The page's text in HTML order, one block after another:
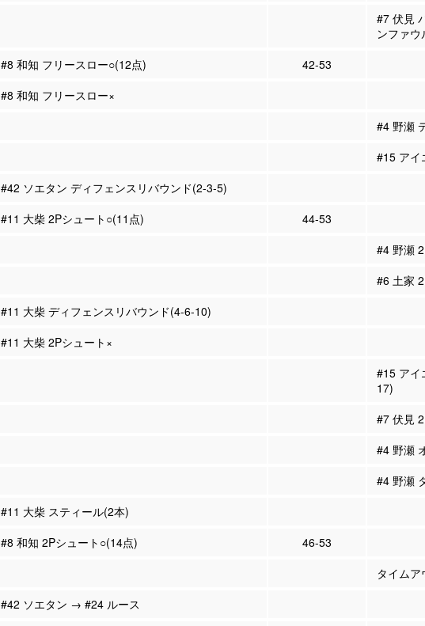
#7 伏見
ンファウ
#8 和知 フリースロー○(12点)
42-53
#8 和知 フリースロー×
#4 野瀬
#15 アイ
#42 ソエタン ディフェンスリバウンド(2-3-5)
#11 大柴 2Pシュート○(11点)
44-53
#4 野瀬
#6 土家
#11 大柴 ディフェンスリバウンド(4-6-10)
#11 大柴 2Pシュート×
#15 アイ
17)
#7 伏見
#4 野瀬
#4 野瀬
#11 大柴 スティール(2本)
#8 和知 2Pシュート○(14点)
46-53
タイムア
#42 ソエタン → #24 ルース